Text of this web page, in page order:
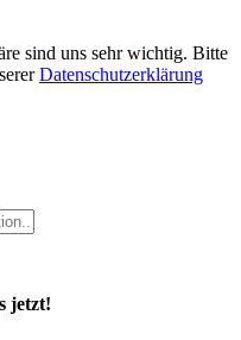
sind uns sehr wichtig. Bitte
Datenschutzerklärung
jetzt!